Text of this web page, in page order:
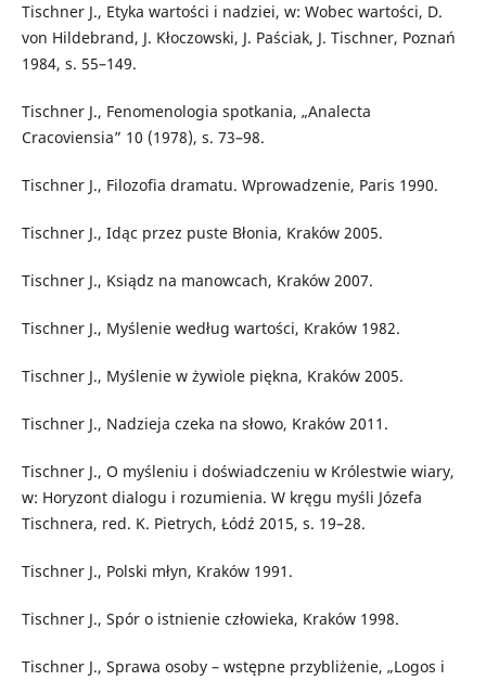
Tischner J., Etyka wartości i nadziei, w: Wobec wartości, D.
von Hildebrand, J. Kłoczowski, J. Paściak, J. Tischner, Poznań
1984, s. 55–149.
Tischner J., Fenomenologia spotkania, „Analecta
Cracoviensia” 10 (1978), s. 73–98.
Tischner J., Filozofia dramatu. Wprowadzenie, Paris 1990.
Tischner J., Idąc przez puste Błonia, Kraków 2005.
Tischner J., Ksiądz na manowcach, Kraków 2007.
Tischner J., Myślenie według wartości, Kraków 1982.
Tischner J., Myślenie w żywiole piękna, Kraków 2005.
Tischner J., Nadzieja czeka na słowo, Kraków 2011.
Tischner J., O myśleniu i doświadczeniu w Królestwie wiary,
w: Horyzont dialogu i rozumienia. W kręgu myśli Józefa
Tischnera, red. K. Pietrych, Łódź 2015, s. 19–28.
Tischner J., Polski młyn, Kraków 1991.
Tischner J., Spór o istnienie człowieka, Kraków 1998.
Tischner J., Sprawa osoby – wstępne przybliżenie, „Logos i